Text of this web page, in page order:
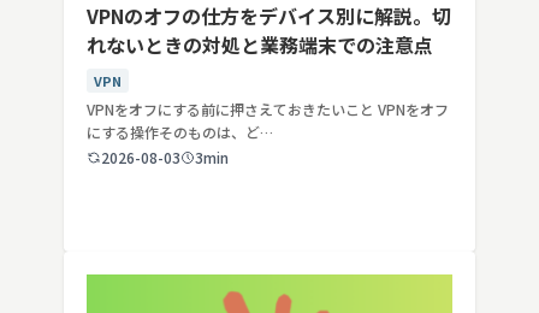
VPNのオフの仕方をデバイス別に解説。切
れないときの対処と業務端末での注意点
VPN
VPNをオフにする前に押さえておきたいこと VPNをオフ
にする操作そのものは、ど…
2026-08-03
3min